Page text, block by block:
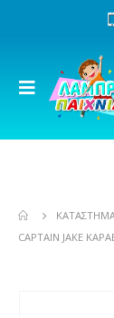
CAPTAIN JAKE